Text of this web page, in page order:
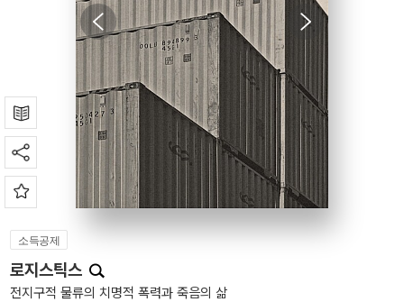
소득공제
로지스틱스
전지구적 물류의 치명적 폭력과 죽음의 삶